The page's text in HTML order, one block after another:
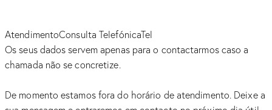
AtendimentoConsulta TelefónicaTel
Os seus dados servem apenas para o contactarmos caso a
chamada não se concretize.
De momento estamos fora do horário de atendimento. Deixe a